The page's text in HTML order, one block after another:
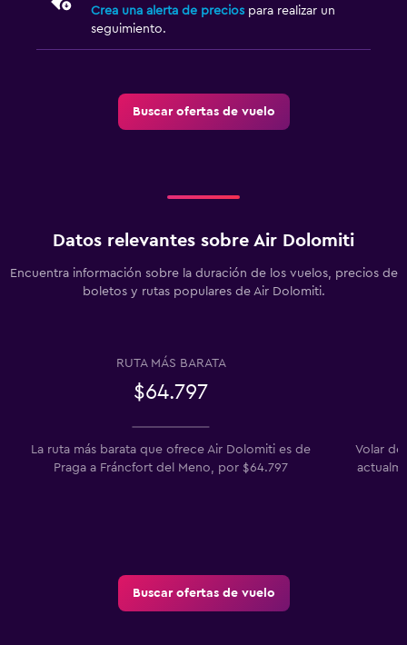
Crea una alerta de precios para realizar un
seguimiento.
Buscar ofertas de vuelo
Datos relevantes sobre Air Dolomiti
Encuentra información sobre la duración de los vuelos, precios de
boletos y rutas populares de Air Dolomiti.
RUTA MÁS BARATA
$64.797
La ruta más barata que ofrece Air Dolomiti es de
Praga a Fráncfort del Meno, por $64.797
Volar de
Buscar ofertas de vuelo